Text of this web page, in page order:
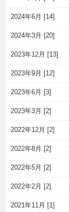
2024年6月 [14]
2024年3月 [20]
2023年12月 [13]
2023年9月 [12]
2023年6月 [3]
2023年3月 [2]
2022年12月 [2]
2022年8月 [2]
2022年5月 [2]
2022年2月 [2]
2021年11月 [1]